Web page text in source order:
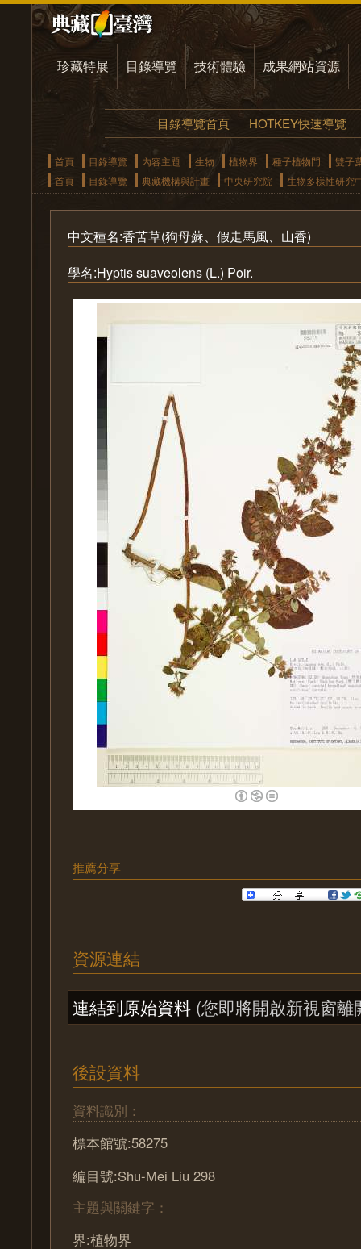
珍藏特展 目錄導覽 技術體驗 成果網站資源
目錄導覽首頁 HOTKEY快速導覽
首頁 目錄導覽 內容主題 生物 植物界 種子植物門
雙子
首頁
目錄導覽 典藏機構與計畫 中央研究院 生物多樣性研究
中文種名:香苦草(狗母蘇、假走馬風、山香)
學名:Hyptis suaveolens (L.) Poir.
推薦分享
資源連結
連結到原始資料 (您即將開啟新視窗離
後設資料
資料識別：
標本館號:58275
編目號:Shu-Mei Liu 298
主題與關鍵字：
界:植物界